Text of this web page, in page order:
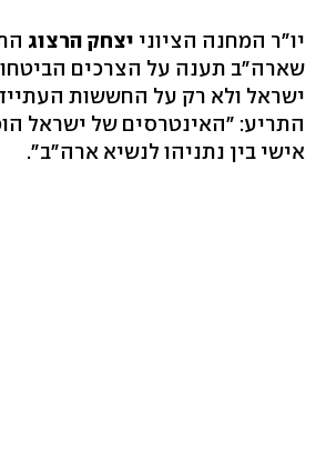
יו"ר המחנה הציוני יצחק הרצוג
שארה"ב תענה על הצרכים
ישראל ולא רק על החששות
התריע: "האינטרסים של ישראל
אישי בין נתניהו לנשיא ארה"ב".